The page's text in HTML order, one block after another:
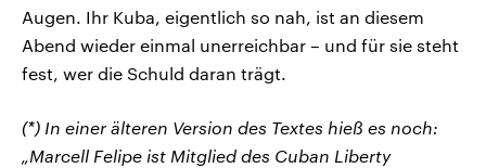
Augen. Ihr Kuba, eigentlich so nah, ist an diesem
Abend wieder einmal unerreichbar – und für sie steht
fest, wer die Schuld daran trägt.
(*) In einer älteren Version des Textes hieß es noch:
„Marcell Felipe ist Mitglied des Cuban Liberty